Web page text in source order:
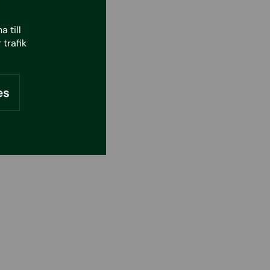
till
trafik